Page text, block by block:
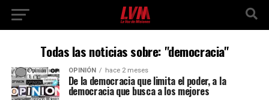
Todas las noticias sobre: "democracia"
OPINIÓN hace 2 meses
De la democracia que limita el poder, a la
democracia que busca a los mejores